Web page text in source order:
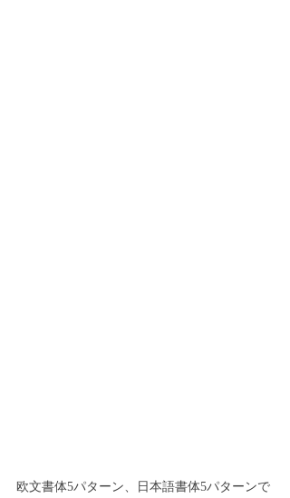
欧文書体5パターン、日本語書体5パターンで